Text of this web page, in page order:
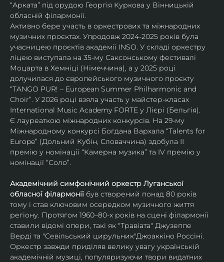
“Арката” під орудою Георгія Куркова у Вінницькій
обласній філармонії.
Активно бере участь в оркестрових та міжнародних
музичних проєктах. Упродовж 2024-2025 років була
учасницею проєктів академії INSO. У складі оркестру
ліцею виступала на 35-му Саксонському фестивалі
Моцарта в Хемніці (Німеччина), а у 2025 році
долучилася до європейського музичного проєкту
“TANGO PUR! – European Summer Philharmonic and
Choir”. У 2026 році взяла участь у майстер-класах
International Music Academy FORTE у Лієрі (Бельгія).
Є лауреаткою міжнародних конкурсів. На 29-му
Міжнародному конкурсі Богдана Вархала “Talents for
Europe” (Дольний Кубін, Словаччина) здобула ІІ
премію у номінації “Камерна музика” та IV премію у
номінації “Соло”.
Академічний симфонічний оркестр Луганської
обласної філармонії був створений понад 80 років
тому і став ключовим осередком музичного життя
регіону. Протягом 1960–80-х років на сцені філармонії
ставили відомі опери, такі як "Травіата" Джузеппе
Верді та "Севільський цирульник"Джоаккіно Россіні.
Оркестр завжди приділяв велику увагу українській
академічній музиці, популяризуючи твори видатних